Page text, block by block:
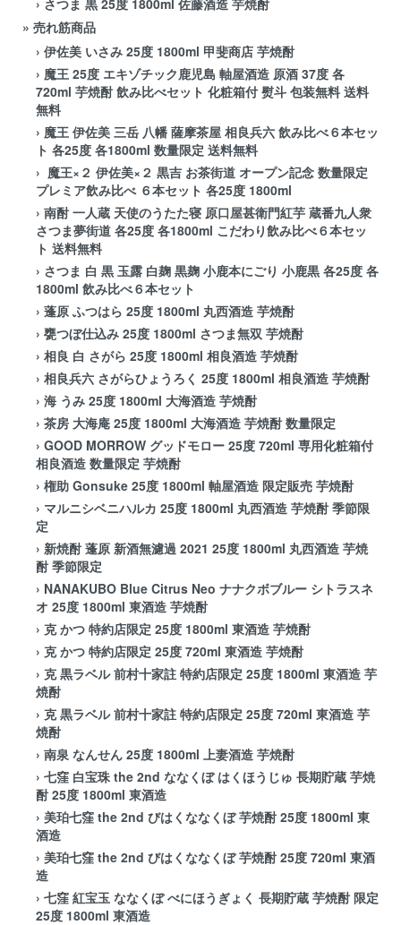
› さつま 黒 25度 1800ml 佐藤酒造 芋焼酎
» 売れ筋商品
› 伊佐美 いさみ 25度 1800ml 甲斐商店 芋焼酎
› 魔王 25度 エキゾチック鹿児島 軸屋酒造 原酒 37度 各
720ml 芋焼酎 飲み比べセット 化粧箱付 熨斗 包装無料 送料
無料
› 魔王 伊佐美 三岳 八幡 薩摩茶屋 相良兵六 飲み比べ６本セッ
ト 各25度 各1800ml 数量限定 送料無料
› 魔王×２ 伊佐美×２ 黒吉 お茶街道 オープン記念 数量限定
プレミア飲み比べ ６本セット 各25度 1800ml
› 南酎 一人蔵 天使のうたた寝 原口屋甚衛門紅芋 蔵番九人衆
さつま夢街道 各25度 各1800ml こだわり飲み比べ６本セッ
ト 送料無料
› さつま 白 黒 玉露 白麹 黒麹 小鹿本にごり 小鹿黒 各25度 各
1800ml 飲み比べ６本セット
› 蓬原 ふつはら 25度 1800ml 丸西酒造 芋焼酎
› 甕つぼ仕込み 25度 1800ml さつま無双 芋焼酎
› 相良 白 さがら 25度 1800ml 相良酒造 芋焼酎
› 相良兵六 さがらひょうろく 25度 1800ml 相良酒造 芋焼酎
› 海 うみ 25度 1800ml 大海酒造 芋焼酎
› 茶房 大海庵 25度 1800ml 大海酒造 芋焼酎 数量限定
› GOOD MORROW グッドモロー 25度 720ml 専用化粧箱付
相良酒造 数量限定 芋焼酎
› 権助 Gonsuke 25度 1800ml 軸屋酒造 限定販売 芋焼酎
› マルニシベニハルカ 25度 1800ml 丸西酒造 芋焼酎 季節限
定
› 新焼酎 蓬原 新酒無濾過 2021 25度 1800ml 丸西酒造 芋焼
酎 季節限定
› NANAKUBO Blue Citrus Neo ナナクボブルー シトラスネ
オ 25度 1800ml 東酒造 芋焼酎
› 克 かつ 特約店限定 25度 1800ml 東酒造 芋焼酎
› 克 かつ 特約店限定 25度 720ml 東酒造 芋焼酎
› 克 黒ラベル 前村十家註 特約店限定 25度 1800ml 東酒造 芋
焼酎
› 克 黒ラベル 前村十家註 特約店限定 25度 720ml 東酒造 芋
焼酎
› 南泉 なんせん 25度 1800ml 上妻酒造 芋焼酎
› 七窪 白宝珠 the 2nd ななくぼ はくほうじゅ 長期貯蔵 芋焼
酎 25度 1800ml 東酒造
› 美珀七窪 the 2nd びはくななくぼ 芋焼酎 25度 1800ml 東
酒造
› 美珀七窪 the 2nd びはくななくぼ 芋焼酎 25度 720ml 東酒
造
› 七窪 紅宝玉 ななくぼ べにほうぎょく 長期貯蔵 芋焼酎 限定
25度 1800ml 東酒造